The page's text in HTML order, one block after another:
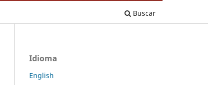
Buscar
Idioma
English